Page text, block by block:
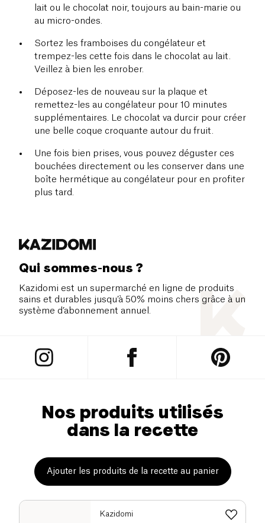
lait ou le chocolat noir, toujours au bain-marie ou
au micro-ondes.
Sortez les framboises du congélateur et
trempez-les cette fois dans le chocolat au lait.
Veillez à bien les enrober.
Déposez-les de nouveau sur la plaque et
remettez-les au congélateur pour 10 minutes
supplémentaires. Le chocolat va durcir pour créer
une belle coque croquante autour du fruit.
Une fois bien prises, vous pouvez déguster ces
bouchées directement ou les conserver dans une
boîte hermétique au congélateur pour en profiter
plus tard.
Qui sommes-nous ?
Kazidomi est un supermarché en ligne de produits
sains et durables jusqu’à 50% moins chers grâce à un
système d’abonnement annuel.
Nos produits utilisés
dans la recette
Ajouter les produits de la recette au panier
Kazidomi